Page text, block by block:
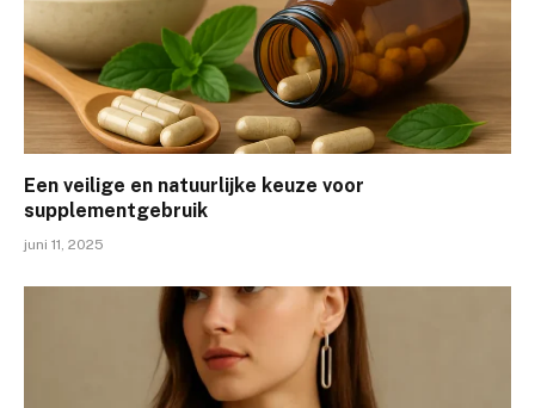
Een veilige en natuurlijke keuze voor
supplementgebruik
juni 11, 2025